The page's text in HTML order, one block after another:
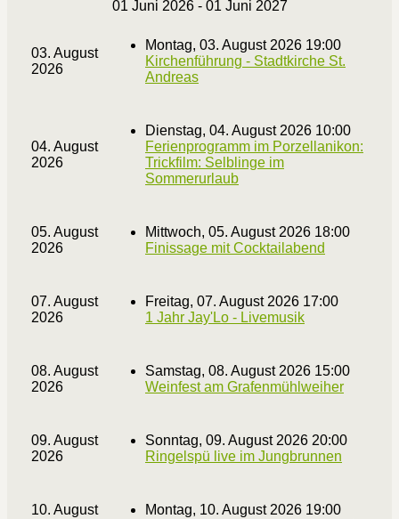
01 Juni 2026 - 01 Juni 2027
03. August
2026
Montag, 03. August 2026 19:00
Kirchenführung - Stadtkirche St.
Andreas
04. August
2026
Dienstag, 04. August 2026 10:00
Ferienprogramm im Porzellanikon:
Trickfilm: Selblinge im
Sommerurlaub
05. August
2026
Mittwoch, 05. August 2026 18:00
Finissage mit Cocktailabend
07. August
2026
Freitag, 07. August 2026 17:00
1 Jahr Jay'Lo - Livemusik
08. August
2026
Samstag, 08. August 2026 15:00
Weinfest am Grafenmühlweiher
09. August
2026
Sonntag, 09. August 2026 20:00
Ringelspü live im Jungbrunnen
10. August
Montag, 10. August 2026 19:00